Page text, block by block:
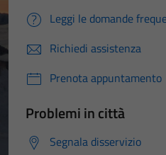
Leggi le domande
Richiedi assistenza
Prenota appuntamento
Problemi in città
Segnala disservizio